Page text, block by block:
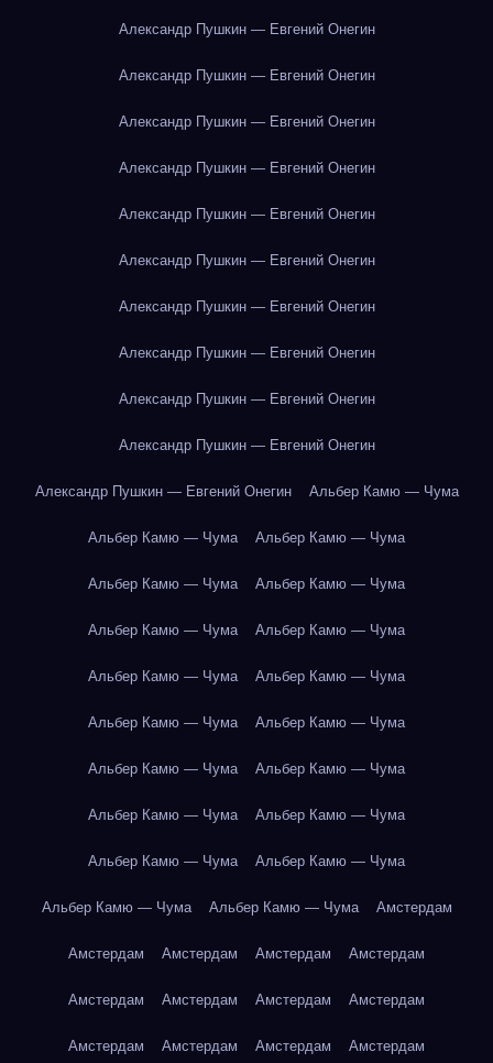
Александр Пушкин — Евгений Онегин
Александр Пушкин — Евгений Онегин
Александр Пушкин — Евгений Онегин
Александр Пушкин — Евгений Онегин
Александр Пушкин — Евгений Онегин
Александр Пушкин — Евгений Онегин
Александр Пушкин — Евгений Онегин
Александр Пушкин — Евгений Онегин
Александр Пушкин — Евгений Онегин
Александр Пушкин — Евгений Онегин
Александр Пушкин — Евгений Онегин Альбер Камю — Чума
Альбер Камю — Чума Альбер Камю — Чума
Альбер Камю — Чума Альбер Камю — Чума
Альбер Камю — Чума Альбер Камю — Чума
Альбер Камю — Чума Альбер Камю — Чума
Альбер Камю — Чума Альбер Камю — Чума
Альбер Камю — Чума Альбер Камю — Чума
Альбер Камю — Чума Альбер Камю — Чума
Альбер Камю — Чума Альбер Камю — Чума
Альбер Камю — Чума Альбер Камю — Чума Амстердам
Амстердам Амстердам Амстердам Амстердам
Амстердам Амстердам Амстердам Амстердам
Амстердам Амстердам Амстердам Амстердам